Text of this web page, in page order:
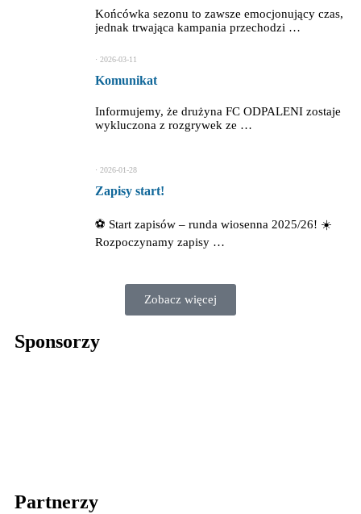
Końcówka sezonu to zawsze emocjonujący czas,
jednak trwająca kampania przechodzi …
Komunikat
⋅ 2026-03-11
Informujemy, że drużyna FC ODPALENI zostaje
wykluczona z rozgrywek ze …
Zapisy start!
⋅ 2026-01-28
⚽ Start zapisów – runda wiosenna 2025/26! ☀️
Rozpoczynamy zapisy …
Zobacz więcej
Sponsorzy
Partnerzy